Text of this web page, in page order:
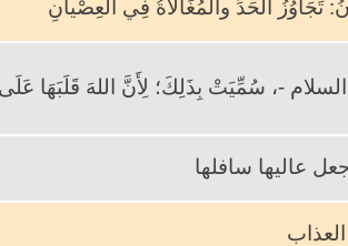
تَجَاوُزُ الحَدِّ والمُغَالاةُ فِي العِصْيانِ
-، سُمِّيَتْ بِذَلِكَ؛ لِأَنَّ اللهَ قَلَبَهَا عَلَى
عاليها سافلها